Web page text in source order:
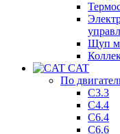
Щуп
CAT
По
C3.3
C4.4
C6.4
C6.6